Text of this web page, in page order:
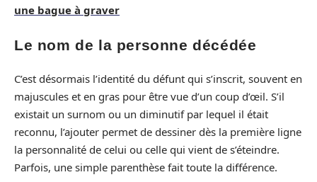
une bague à graver
Le nom de la personne décédée
C’est désormais l’identité du défunt qui s’inscrit, souvent en
majuscules et en gras pour être vue d’un coup d’œil. S’il
existait un surnom ou un diminutif par lequel il était
reconnu, l’ajouter permet de dessiner dès la première ligne
la personnalité de celui ou celle qui vient de s’éteindre.
Parfois, une simple parenthèse fait toute la différence.